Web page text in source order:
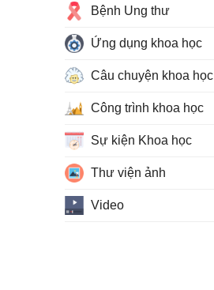
Bệnh Ung thư
Ứng dụng khoa học
Câu chuyện khoa học
Công trình khoa học
Sự kiện Khoa học
Thư viện ảnh
Video